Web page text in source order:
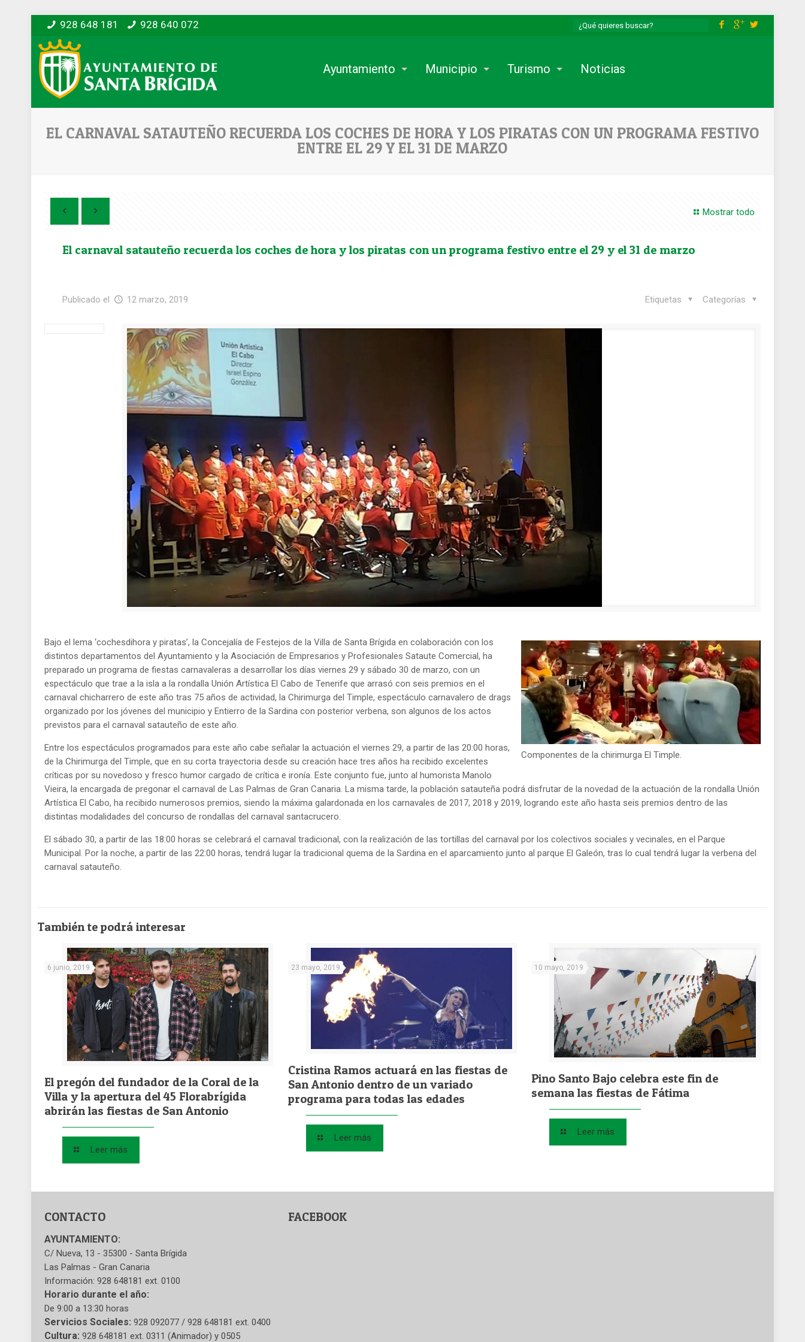
928 648 181 928 640 072
Ayuntamiento Municipio Turismo Noticias
EL CARNAVAL SATAUTEÑO RECUERDA LOS COCHES DE HORA Y LOS PIRATAS CON UN PROGRAMA FESTIVO
ENTRE EL 29 Y EL 31 DE MARZO
Mostrar todo
El carnaval satauteño recuerda los coches de hora y los piratas con un programa festivo entre el 29 y el 31 de marzo
Publicado el 12 marzo, 2019 Categorías
Etiquetas
Componentes de la chirimurga El Timple.
Bajo el lema ‘cochesdihora y piratas’, la Concejalía de Festejos de la Villa de Santa Brígida en colaboración con los
distintos departamentos del Ayuntamiento y la Asociación de Empresarios y Profesionales Sataute Comercial, ha
preparado un programa de fiestas carnavaleras a desarrollar los días viernes 29 y sábado 30 de marzo, con un
espectáculo que trae a la isla a la rondalla Unión Artística El Cabo de Tenerife que arrasó con seis premios en el
carnaval chicharrero de este año tras 75 años de actividad, la Chirimurga del Timple, espectáculo carnavalero de drags
organizado por los jóvenes del municipio y Entierro de la Sardina con posterior verbena, son algunos de los actos
previstos para el carnaval satauteño de este año.
Entre los espectáculos programados para este año cabe señalar la actuación el viernes 29, a partir de las 20:00 horas,
de la Chirimurga del Timple, que en su corta trayectoria desde su creación hace tres años ha recibido excelentes
críticas por su novedoso y fresco humor cargado de crítica e ironía. Este conjunto fue, junto al humorista Manolo
Vieira, la encargada de pregonar el carnaval de Las Palmas de Gran Canaria. La misma tarde, la población satauteña podrá disfrutar de la novedad de la actuación de la rondalla Unión
Artística El Cabo, ha recibido numerosos premios, siendo la máxima galardonada en los carnavales de 2017, 2018 y 2019, logrando este año hasta seis premios dentro de las
distintas modalidades del concurso de rondallas del carnaval santacrucero.
El sábado 30, a partir de las 18:00 horas se celebrará el carnaval tradicional, con la realización de las tortillas del carnaval por los colectivos sociales y vecinales, en el Parque
Municipal. Por la noche, a partir de las 22:00 horas, tendrá lugar la tradicional quema de la Sardina en el aparcamiento junto al parque El Galeón, tras lo cual tendrá lugar la verbena del
carnaval satauteño.
También te podrá interesar
6 junio, 2019
El pregón del fundador de la Coral de la
Villa y la apertura del 45 Florabrígida
abrirán las fiestas de San Antonio
Leer más
23 mayo, 2019
Cristina Ramos actuará en las fiestas de
San Antonio dentro de un variado
programa para todas las edades
Leer más
10 mayo, 2019
Pino Santo Bajo celebra este fin de
semana las fiestas de Fátima
Leer más
CONTACTO
AYUNTAMIENTO:
C/ Nueva, 13 - 35300 - Santa Brígida
Las Palmas - Gran Canaria
Información: 928 648181 ext. 0100
Horario durante el año:
De 9:00 a 13:30 horas
Servicios Sociales: 928 092077 / 928 648181 ext. 0400
Cultura: 928 648181 ext. 0311 (Animador) y 0505
FACEBOOK